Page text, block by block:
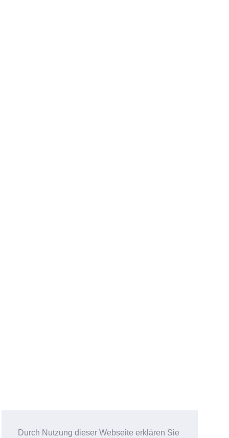
Durch Nutzung dieser Webseite erklären Sie